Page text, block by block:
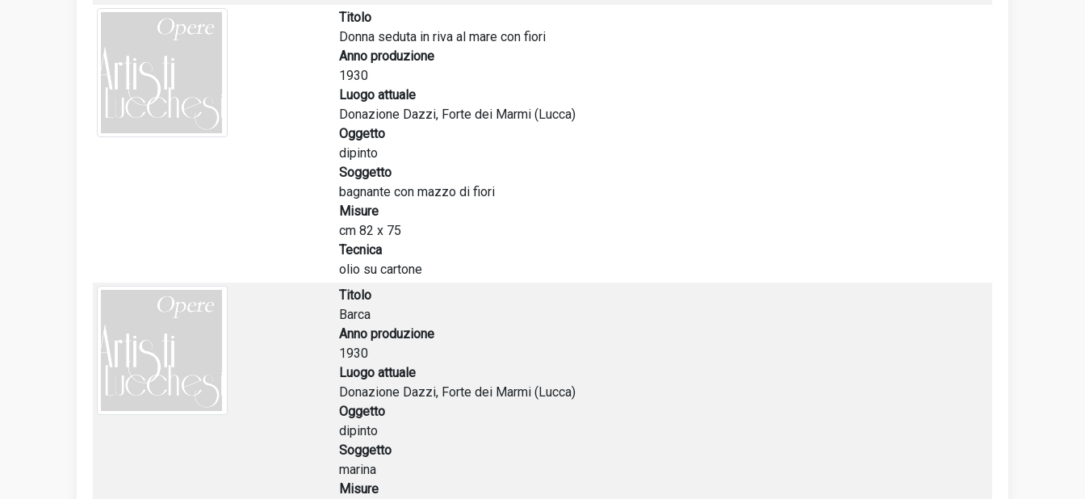
Titolo
Donna seduta in riva al mare con fiori
Anno produzione
1930
Luogo attuale
Donazione Dazzi, Forte dei Marmi (Lucca)
Oggetto
dipinto
Soggetto
bagnante con mazzo di fiori
Misure
cm 82 x 75
Tecnica
olio su cartone
Titolo
Barca
Anno produzione
1930
Luogo attuale
Donazione Dazzi, Forte dei Marmi (Lucca)
Oggetto
dipinto
Soggetto
marina
Misure